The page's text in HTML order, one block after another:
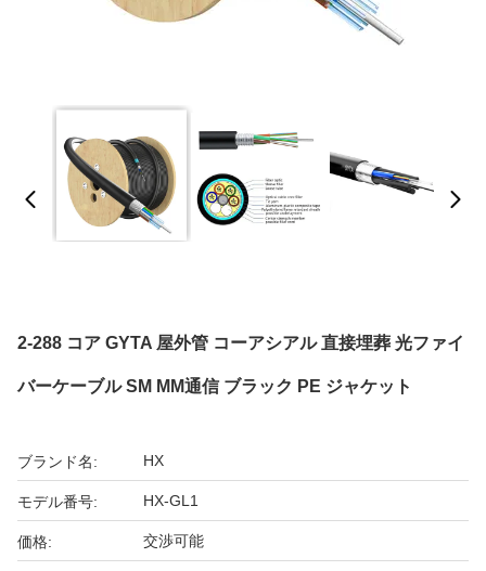
2-288 コア GYTA 屋外管 コーアシアル 直接埋葬 光ファイ
バーケーブル SM MM通信 ブラック PE ジャケット
ブランド名: HX
モデル番号: HX-GL1
価格: 交渉可能